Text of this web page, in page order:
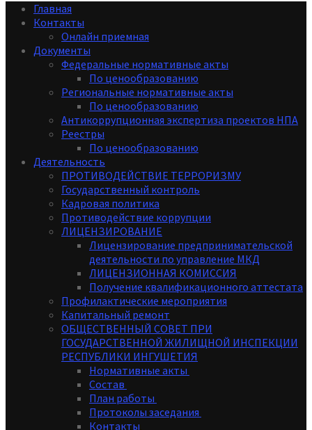
Главная
Контакты
Онлайн приемная
Документы
Федеральные нормативные акты
По ценообразованию
Региональные нормативные акты
По ценообразованию
Антикоррупционная экспертиза проектов НПА
Реестры
По ценообразованию
Деятельность
ПРОТИВОДЕЙСТВИЕ ТЕРРОРИЗМУ
Государственный контроль
Кадровая политика
Противодействие коррупции
ЛИЦЕНЗИРОВАНИЕ
Лицензирование предпринимательской
деятельности по управление МКД
ЛИЦЕНЗИОННАЯ КОМИССИЯ
Получение квалификационного аттестата
Профилактические мероприятия
Капитальный ремонт
ОБЩЕСТВЕННЫЙ СОВЕТ ПРИ
ГОСУДАРСТВЕННОЙ ЖИЛИЩНОЙ ИНСПЕКЦИИ
РЕСПУБЛИКИ ИНГУШЕТИЯ
Нормативные акты
Состав
План работы
Протоколы заседания
Контакты